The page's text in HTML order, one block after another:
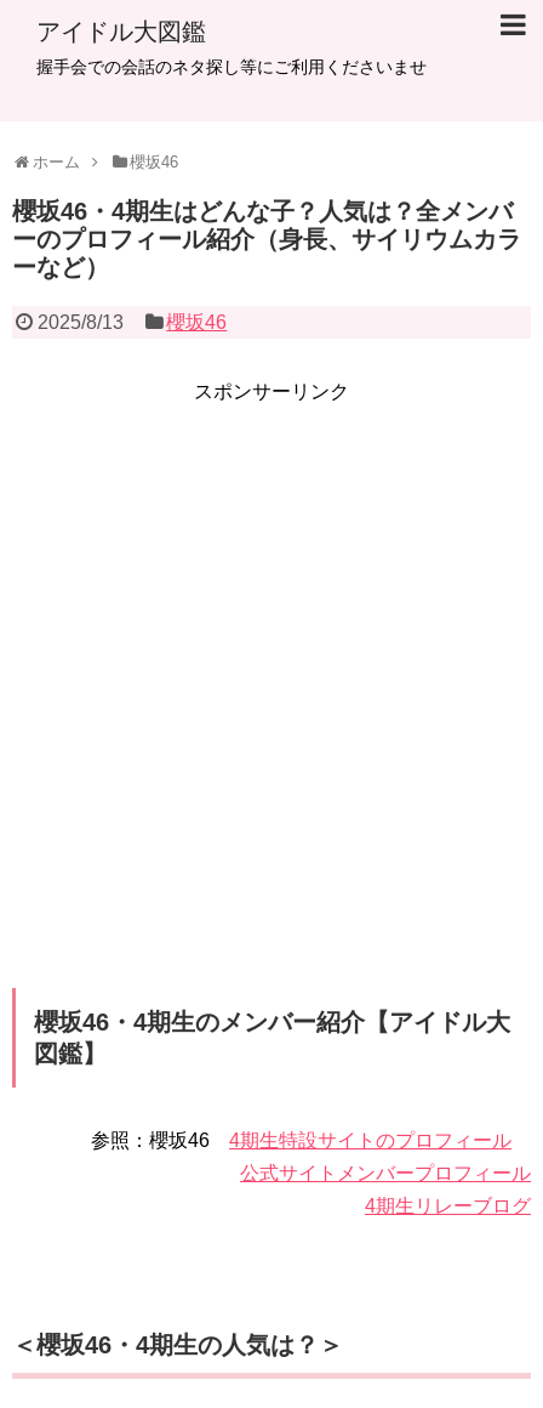
アイドル大図鑑
握手会での会話のネタ探し等にご利用くださいませ
ホーム 櫻坂46
櫻坂46・4期生はどんな子？人気は？全メンバ
ーのプロフィール紹介（身長、サイリウムカラ
ーなど）
2025/8/13 櫻坂46
スポンサーリンク
櫻坂46・4期生のメンバー紹介【アイドル大
図鑑】
参照：櫻坂46 4期生特設サイトのプロフィール
公式サイトメンバープロフィール
4期生リレーブログ
＜櫻坂46・4期生の人気は？＞